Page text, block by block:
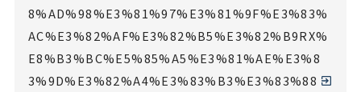
8%AD%98%E3%81%97%E3%81%9F%E3%83%
AC%E3%82%AF%E3%82%B5%E3%82%B9RX%
E8%B3%BC%E5%85%A5%E3%81%AE%E3%8
3%9D%E3%82%A4%E3%83%B3%E3%83%88